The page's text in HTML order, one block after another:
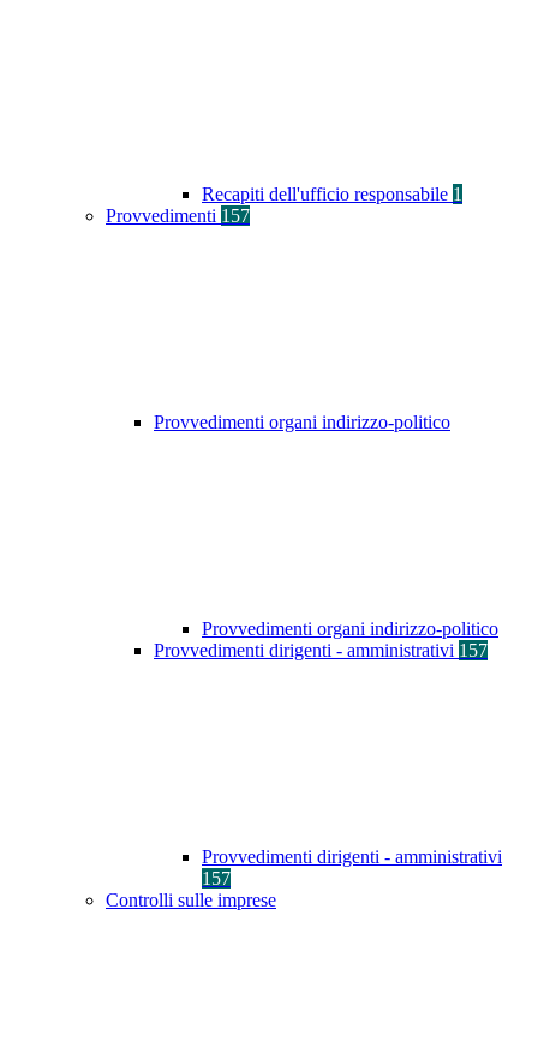
Recapiti dell'ufficio responsabile 1
Provvedimenti 157
Provvedimenti organi indirizzo-politico
Provvedimenti organi indirizzo-politico
Provvedimenti dirigenti - amministrativi 157
Provvedimenti dirigenti - amministrativi
157
Controlli sulle imprese